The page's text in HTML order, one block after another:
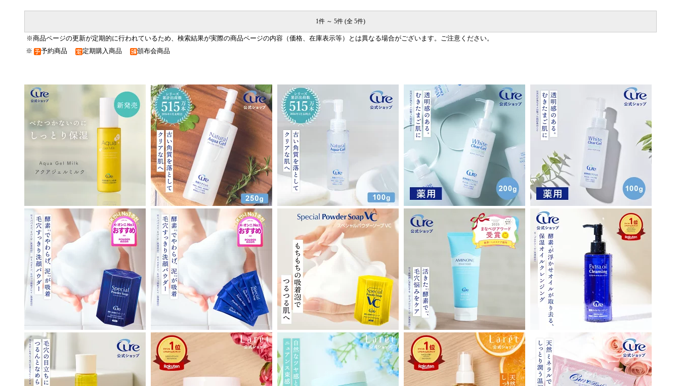
1件 ～ 5件 (全 5件)
※商品ページの更新が定期的に行われているため、検索結果が実際の商品ページの内容（価格、在庫表示等）とは異なる場合がございます。ご注意ください。
※ 予約商品 定期購入商品 頒布会商品